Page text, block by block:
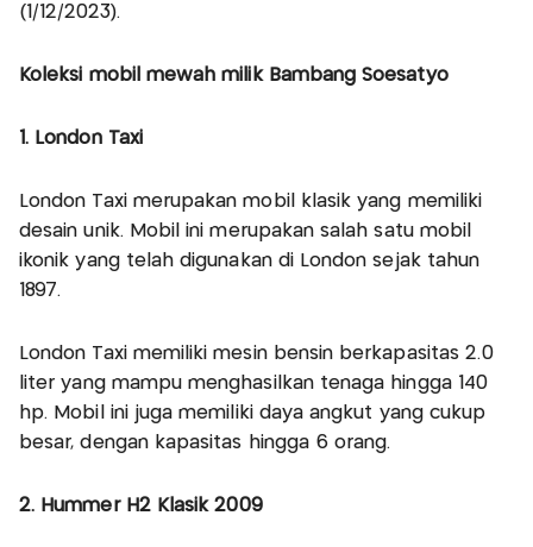
(1/12/2023).
Koleksi mobil mewah milik Bambang Soesatyo
1. London Taxi
London Taxi merupakan mobil klasik yang memiliki
desain unik. Mobil ini merupakan salah satu mobil
ikonik yang telah digunakan di London sejak tahun
1897.
London Taxi memiliki mesin bensin berkapasitas 2.0
liter yang mampu menghasilkan tenaga hingga 140
hp. Mobil ini juga memiliki daya angkut yang cukup
besar, dengan kapasitas hingga 6 orang.
2. Hummer H2 Klasik 2009